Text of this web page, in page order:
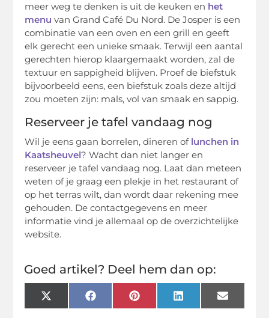
meer weg te denken is uit de keuken en het
menu van Grand Café Du Nord. De Josper is een
combinatie van een oven en een grill en geeft
elk gerecht een unieke smaak. Terwijl een aantal
gerechten hierop klaargemaakt worden, zal de
textuur en sappigheid blijven. Proef de biefstuk
bijvoorbeeld eens, een biefstuk zoals deze altijd
zou moeten zijn: mals, vol van smaak en sappig.
Reserveer je tafel vandaag nog
Wil je eens gaan borrelen, dineren of lunchen in
Kaatsheuvel? Wacht dan niet langer en
reserveer je tafel vandaag nog. Laat dan meteen
weten of je graag een plekje in het restaurant of
op het terras wilt, dan wordt daar rekening mee
gehouden. De contactgegevens en meer
informatie vind je allemaal op de overzichtelijke
website.
Goed artikel? Deel hem dan op:
X
(Twitter)
FacebookPinterestLinkedInEmail